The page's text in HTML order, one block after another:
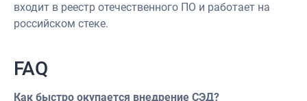
входит в реестр отечественного ПО и работает на
российском стеке.
FAQ
Как быстро окупается внедрение СЭД?